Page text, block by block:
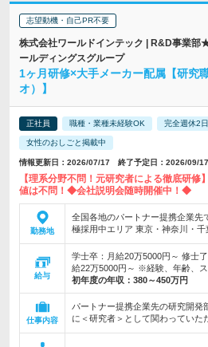
志望動機・自己PR不要
株式会社ワールドインテック | R&D事業部
ールディングスグループ
1ヶ月研修×大手メーカー配属【研究
オ）】
正社員 職種・業種未経験OK 完全週休2
女性のおしごと掲載中
情報更新日：2026/07/17 終了予定日：2026/09/17
【理系分野不問！元研究者による徹底研修
値は不問！◆会社説明会随時開催中！◆
勤務地
全国各地のパートナー提携企業
極採用中エリア 東京・神奈川・千
給与
学士卒：月給20万5000円～ 修士
給22万5000円～ ※経験、年齢、
初年度の年収： 380～450万円
仕事内容
パートナー提携企業先の研究開発
に＜研究者＞として関わっていた